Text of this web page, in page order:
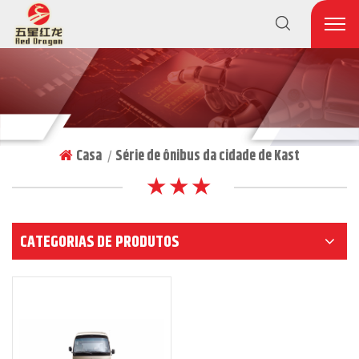
Casa | Série de ônibus da cidade de Kast
★ ★ ★
CATEGORIAS DE PRODUTOS